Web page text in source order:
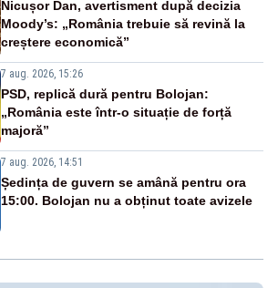
Nicușor Dan, avertisment după decizia
Moody’s: „România trebuie să revină la
creștere economică”
7 aug. 2026, 15:26
PSD, replică dură pentru Bolojan:
„România este într-o situație de forță
majoră”
7 aug. 2026, 14:51
Ședința de guvern se amână pentru ora
15:00. Bolojan nu a obținut toate avizele